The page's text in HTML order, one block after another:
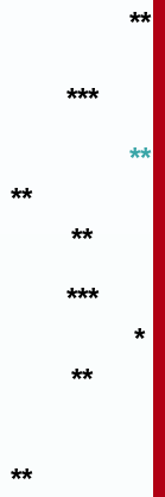
**
***
**
**
**
***
*
**
**